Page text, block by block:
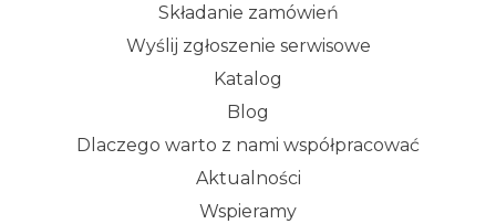
Składanie zamówień
Wyślij zgłoszenie serwisowe
Katalog
Blog
Dlaczego warto z nami współpracować
Aktualności
Wspieramy